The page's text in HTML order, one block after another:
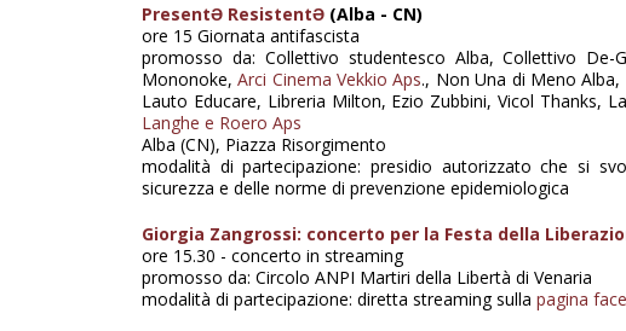
PresentƏ ResistentƏ (Alba - CN)
ore 15 Giornata antifascista
promosso da: Collettivo studentesco Alba, Collettivo De-
Mononoke,Arci Cinema Vekkio Aps., Non Una di Meno
Lauto Educare, Libreria Milton, Ezio Zubbini, Vicol Thanks,
Langhe e Roero Aps
Alba (CN), Piazza Risorgimento
modalità di partecipazione: presidio autorizzato che si
sicurezza e delle norme di prevenzione epidemiologica
Giorgia Zangrossi: concerto per la Festa della
ore 15.30 - concerto in streaming
promosso da: Circolo ANPI Martiri della Libertà di Venaria
modalità di partecipazione: diretta streaming sulla pagina